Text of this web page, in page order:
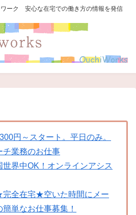
ーク 安心な在宅での働き方の情報を発信
円～スタート。平日のみ。
チ業務のお仕事
世界中OK！オンラインアシス
完全在宅★空いた時間にメー
単なお仕事募集！